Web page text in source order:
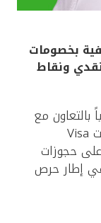
بخصومات
نقدي ونقاط
بالتعاون مع
Visa وتطبيق Wego، يتيح لحاملي بطاقات Visa
خصم حصري بنسبة 25% على حجوزات
في إطار حرص